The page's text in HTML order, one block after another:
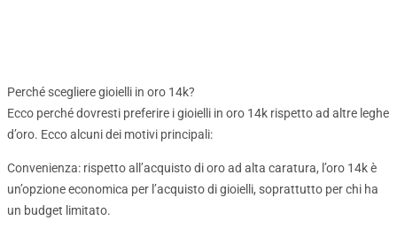
Perché scegliere gioielli in oro 14k?
Ecco perché dovresti preferire i gioielli in oro 14k rispetto ad altre leghe
d’oro. Ecco alcuni dei motivi principali:
Convenienza: rispetto all’acquisto di oro ad alta caratura, l’oro 14k è
un’opzione economica per l’acquisto di gioielli, soprattutto per chi ha
un budget limitato.